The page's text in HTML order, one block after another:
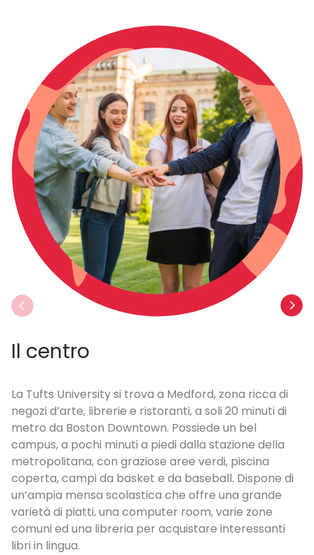
Il centro
La Tufts University si trova a Medford, zona ricca di
negozi d’arte, librerie e ristoranti, a soli 20 minuti di
metro da Boston Downtown. Possiede un bel
campus, a pochi minuti a piedi dalla stazione della
metropolitana, con graziose aree verdi, piscina
coperta, campi da basket e da baseball. Dispone di
un’ampia mensa scolastica che offre una grande
varietà di piatti, una computer room, varie zone
comuni ed una libreria per acquistare interessanti
libri in lingua.